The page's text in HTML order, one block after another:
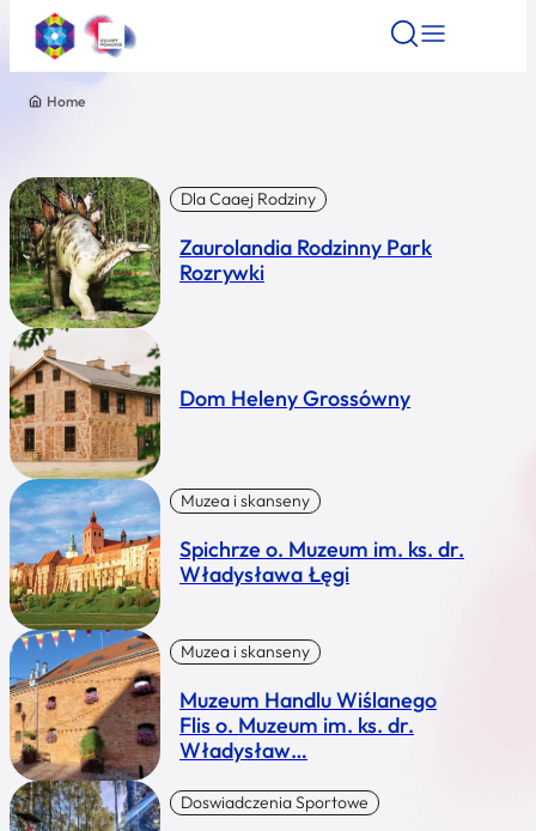
Nazwa atrakcji
Miasto
Kategoria
Home
Dla Caaej Rodziny
Zaurolandia Rodzinny Park
Rozrywki
Dom Heleny Grossówny
Muzea i skanseny
Spichrze o. Muzeum im. ks. dr.
Władysława Łęgi
Muzea i skanseny
Muzeum Handlu Wiślanego
Flis o. Muzeum im. ks. dr.
Władysław…
Doswiadczenia Sportowe